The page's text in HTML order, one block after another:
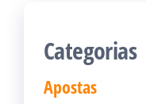
Categorias
Apostas